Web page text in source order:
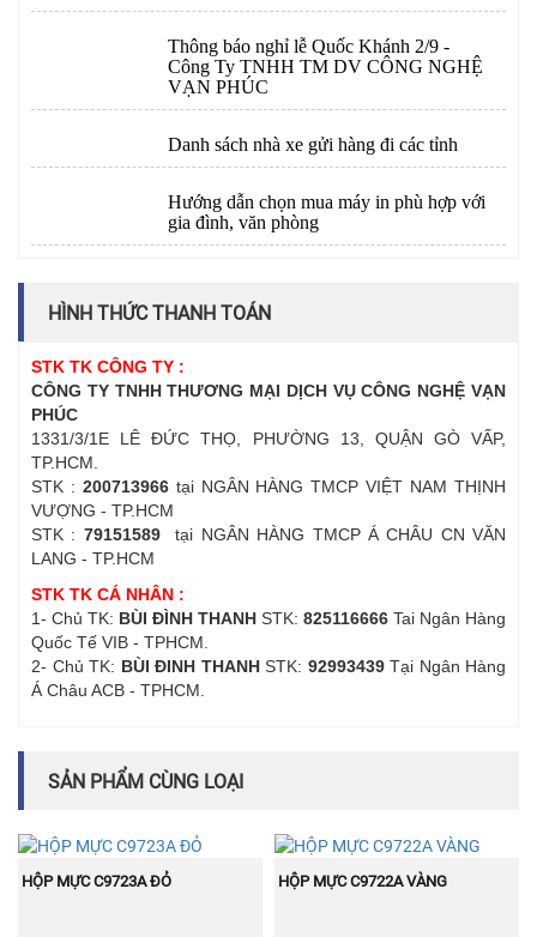
Thông báo nghỉ lễ Quốc Khánh 2/9 -
Công Ty TNHH TM DV CÔNG NGHỆ
VẠN PHÚC
Danh sách nhà xe gửi hàng đi các tỉnh
Hướng dẫn chọn mua máy in phù hợp với
gia đình, văn phòng
HÌNH THỨC THANH TOÁN
STK TK CÔNG TY :
CÔNG TY TNHH THƯƠNG MẠI DỊCH VỤ CÔNG NGHỆ VẠN
PHÚC
1331/3/1E LÊ ĐỨC THỌ, PHƯỜNG 13, QUẬN GÒ VẤP,
TP.HCM.
STK : 200713966tại NGÂN HÀNG TMCP VIỆT NAM THỊNH
VƯỢNG - TP.HCM
STK : 79151589tại NGÂN HÀNG TMCP Á CHÂU CN VĂN
LANG - TP.HCM
STK TK CÁ NHÂN :
1- Chủ TK: BÙI ĐÌNH THANH STK: 825116666 Tai Ngân Hàng
Quốc Tế VIB - TPHCM.
2- Chủ TK: BÙI ĐINH THANHSTK: 92993439Tại Ngân Hàng
Á Châu ACB - TPHCM.
SẢN PHẨM CÙNG LOẠI
BÁN
CHẠY
MUA NGAY
HỘP MỰC C9723A ĐỎ
BÁN
CHẠY
MUA NGAY
HỘP MỰC C9722A VÀNG